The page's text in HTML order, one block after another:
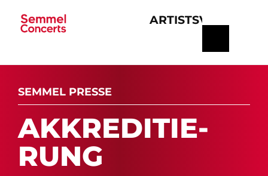
ARTISTS
SEMMEL PRESSE
AK­K­RE­DI­TIE­
RUNG